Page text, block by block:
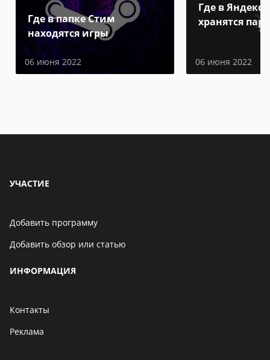
Где в папке Стим
находятся игры
06 июня 2022
Где в Яндекс
хранятся
06 июня 2022
УЧАСТИЕ
Добавить программу
Добавить обзор или статью
ИНФОРМАЦИЯ
Контакты
Реклама